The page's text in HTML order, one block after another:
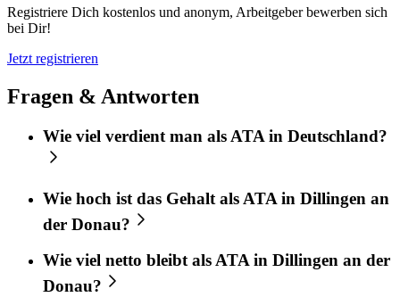
Registriere Dich kostenlos und anonym, Arbeitgeber bewerben sich
bei Dir!
Jetzt registrieren
Fragen & Antworten
Wie viel verdient man als ATA in Deutschland?
Wie hoch ist das Gehalt als ATA in Dillingen an
der Donau?
Wie viel netto bleibt als ATA in Dillingen an der
Donau?